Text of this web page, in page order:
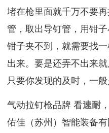
堵在枪里面就千万不要
管，取出导钉管，用钳
钳子夹不到，就需要找
出来。要是还弄不出来
只要你发现的及时，一
气动拉钉枪品牌 看速耐
佑佳（苏州）智能装备